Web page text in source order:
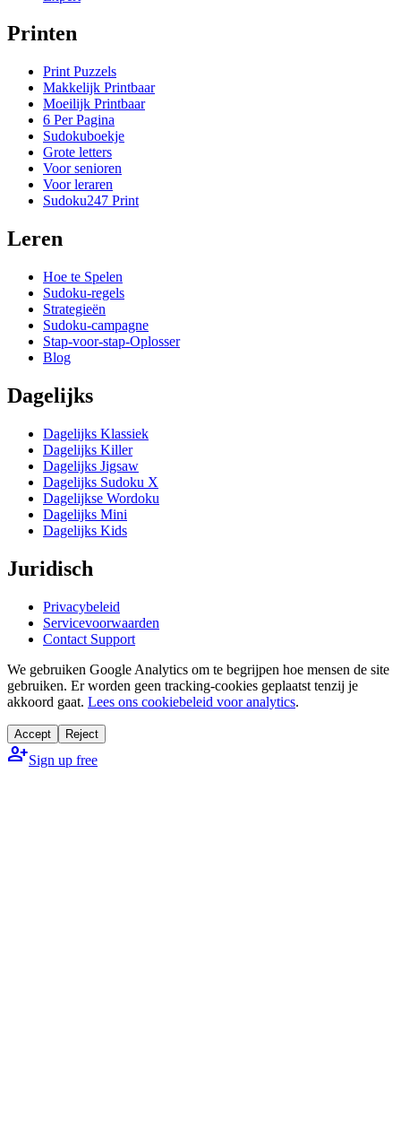
Printen
Print Puzzels
Makkelijk Printbaar
Moeilijk Printbaar
6 Per Pagina
Sudokuboekje
Grote letters
Voor senioren
Voor leraren
Sudoku247 Print
Leren
Hoe te Spelen
Sudoku-regels
Strategieën
Sudoku-campagne
Stap-voor-stap-Oplosser
Blog
Dagelijks
Dagelijks Klassiek
Dagelijks Killer
Dagelijks Jigsaw
Dagelijks Sudoku X
Dagelijkse Wordoku
Dagelijks Mini
Dagelijks Kids
Juridisch
Privacybeleid
Servicevoorwaarden
Contact Support
We gebruiken Google Analytics om te begrijpen hoe mensen de site
gebruiken. Er worden geen tracking-cookies geplaatst tenzij je
akkoord gaat. Lees ons cookiebeleid voor analytics.
Accept Reject
person_addSign up free